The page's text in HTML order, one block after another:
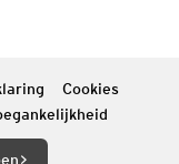
Cookies